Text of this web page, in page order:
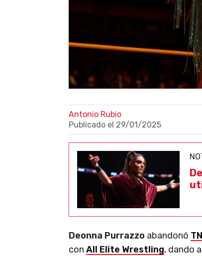
Antonio Rubio
Publicado el 29/01/2025
Deonna Purrazzo abandonó
con All Elite Wrestling, dando